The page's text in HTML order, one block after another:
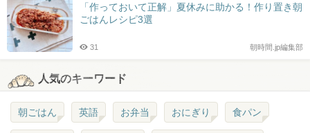
「作っておいて正解」夏休みに助かる！作り置き朝
ごはんレシピ3選
朝時間.jp編集部
31
人気のキーワード
朝ごはん 英語 お弁当 おにぎり 食パン